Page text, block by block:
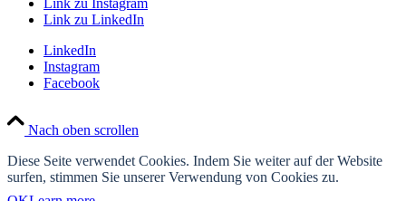
Link zu Instagram
Link zu LinkedIn
LinkedIn
Instagram
Facebook
Nach oben scrollen
Diese Seite verwendet Cookies. Indem Sie weiter auf der Website
surfen, stimmen Sie unserer Verwendung von Cookies zu.